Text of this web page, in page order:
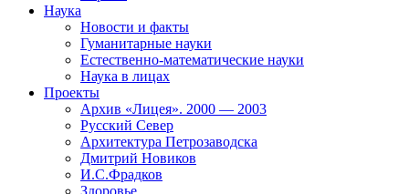
Наука
Новости и факты
Гуманитарные науки
Естественно-математические науки
Наука в лицах
Проекты
Архив «Лицея». 2000 — 2003
Русский Север
Архитектура Петрозаводска
Дмитрий Новиков
И.С.Фрадков